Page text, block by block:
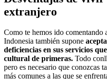
extranjero
Como te hemos ido
Indonesia también supone
deficiencias en sus servicios
cultural de primeras. Todo
pero es necesario que conozcas
más comunes a las que se